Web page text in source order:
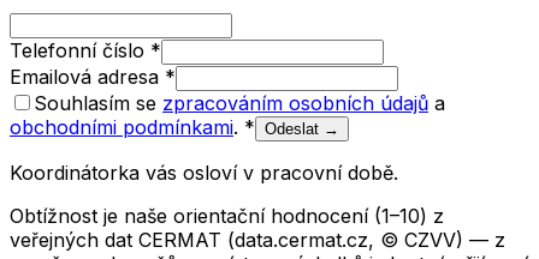
Telefonní číslo *
Emailová adresa *
Souhlasím se zpracováním osobních údajů a
obchodními podmínkami. * Odeslat →
Koordinátorka vás osloví v pracovní době.
Obtížnost je naše orientační hodnocení (1–10) z
veřejných dat CERMAT (data.cermat.cz, © CZVV) — z